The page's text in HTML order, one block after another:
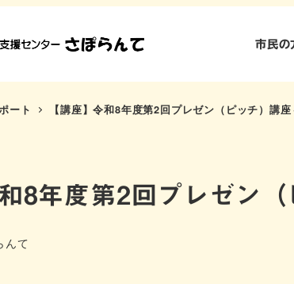
市民の
ート 【講座】令和8年度第2回プレゼン（ピッチ）講
和8年度第2回プレゼン
んて